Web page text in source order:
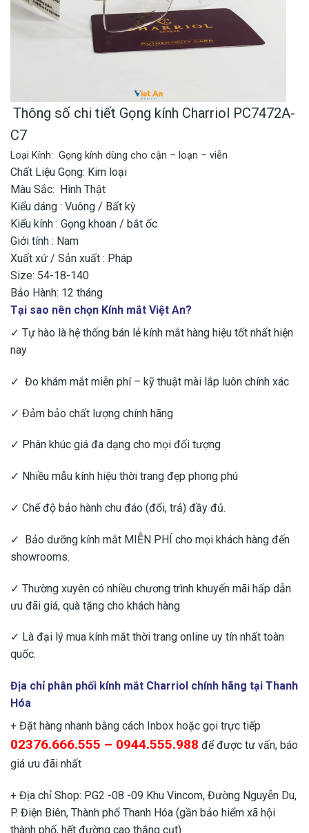
Thông số chi tiết Gọng kính Charriol PC7472A-
C7
Loại Kính: Gọng kính dùng cho cận – loạn – viễn
Chất Liệu Gọng: Kim loại
Màu Sắc: Hình Thật
Kiểu dáng : Vuông / Bất kỳ
Kiểu kính : Gọng khoan / bắt ốc
Giới tính : Nam
Xuất xứ / Sản xuất : Pháp
Size: 54-18-140
Bảo Hành: 12 tháng
Tại sao nên chọn Kính mắt Việt An?
✓ Tự hào là hệ thống bán lẻ kính mắt hàng hiệu tốt nhất hiện
nay
✓ Đo khám mắt miễn phí – kỹ thuật mài lắp luôn chính xác
✓ Đảm bảo chất lượng chính hãng
✓ Phân khúc giá đa dạng cho mọi đối tượng
✓ Nhiều mẫu kính hiệu thời trang đẹp phong phú
✓ Chế độ bảo hành chu đáo (đổi, trả) đầy đủ.
✓ Bảo dưỡng kính mắt MIỄN PHÍ cho mọi khách hàng đến
showrooms.
✓ Thường xuyên có nhiều chương trình khuyến mãi hấp dẫn
ưu đãi giá, quà tặng cho khách hàng
✓ Là đại lý mua kính mắt thời trang online uy tín nhất toàn
quốc.
Địa chỉ phân phối kính mắt Charriol chính hãng tại Thanh
Hóa
+ Đặt hàng nhanh bằng cách Inbox hoặc gọi trực tiếp
02376.666.555 – 0944.555.988 để được tư vấn, báo
giá ưu đãi nhất
+ Địa chỉ Shop: PG2 -08 -09 Khu Vincom, Đường Nguyễn Du,
P. Điện Biên, Thành phố Thanh Hóa (gần bảo hiểm xã hội
thành phố, hết đường cao thắng cụt)